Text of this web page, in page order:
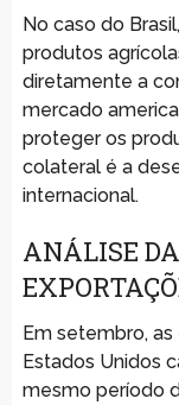
No caso do
produtos
diretamente a
mercado
proteger os
colateral é a
internacional.
ANÁLISE
Em setembro,
Estados Unidos
mesmo período